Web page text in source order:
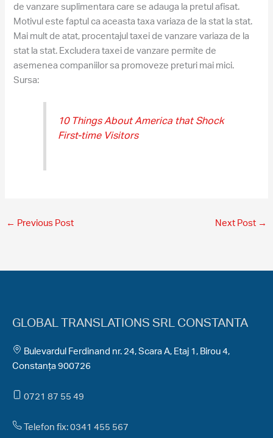
de vanzare suplimentara care se adauga la pretul afisat.
Motivul este faptul ca aceasta taxa variaza de la stat la stat.
Mai mult de atat, procentajul taxei de vanzare variaza de la
stat la stat. Excludera taxei de vanzare permite de
asemenea companiilor sa promoveze preturi mai mici.
Sursa:
10 Things About America that Shock
First-time Visitors
← Previous Post Next Post →
GLOBAL TRANSLATIONS SRL CONSTANTA
Bulevardul Ferdinand nr. 24, Scara A, Etaj 1, Birou 4,
Constanța 900726
0721 87 55 49
Telefon fix: 0341 455 567